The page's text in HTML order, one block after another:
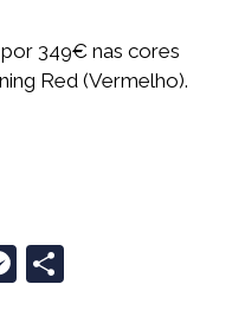
349€ nas cores
Red (Vermelho).
M